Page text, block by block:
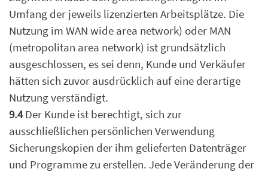
Umfang der jeweils lizenzierten Arbeitsplätze. Die
Nutzung im WAN wide area network) oder MAN
(metropolitan area network) ist grundsätzlich
ausgeschlossen, es sei denn, Kunde und Verkäufer
hätten sich zuvor ausdrücklich auf eine derartige
Nutzung verständigt.
9.4Der Kunde ist berechtigt, sich zur
ausschließlichen persönlichen Verwendung
Sicherungskopien der ihm gelieferten Datenträger
und Programme zu erstellen. Jede Veränderung der